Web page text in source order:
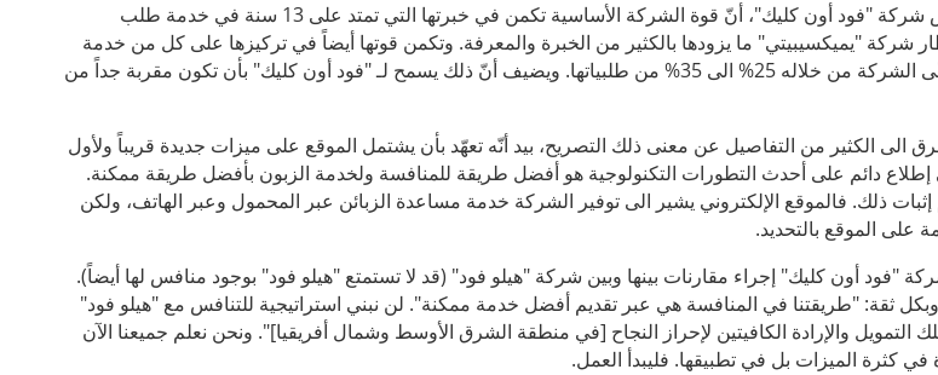
أخبرنا جوخان أكان، مؤسس شركة "فود أون كليك"، أنّ قوة الشركة الأساسية تكمن في خبرتها التي تمتد على 13 سنة في خدمة طلب
شركة "يميكسيبيتي" ما يزودها بالكثير من الخبرة والمعرفة. وتكمن قوتها أيضاً في تركيزها على كل من خدمة
الزبائن والمحمول الذي تتلقّى الشركة من خلاله 25% الى 35% من طلبياتها. ويضيف أنّ ذلك يسمح لـ "فود أون كليك" بأن تكون مقربة جداً من
الكثير من التفاصيل عن معنى ذلك التصريح، بيد أنّه تعهّد بأن يشتمل الموقع على ميزات جديدة قريباً ولأول
دائم على أحدث التطورات التكنولوجية هو أفضل طريقة للمنافسة ولخدمة الزبون بأفضل طريقة ممكنة.
ذلك. فالموقع الإلكتروني يشير الى توفير الشركة خدمة مساعدة الزبائن عبر المحمول وعبر الهاتف، ولكن
على الموقع بالتحديد.
"فود أون كليك" إجراء مقارنات بينها وبين شركة "هيلو فود" (قد لا تستمتع "هيلو فود" بوجود منافس لها أيضاً).
وبكل ثقة: "طريقتنا في المنافسة هي عبر تقديم أفضل خدمة ممكنة". لن نبني استراتيجية للتنافس مع "هيلو فود"
والإرادة الكافيتين لإحراز النجاح [في منطقة الشرق الأوسط وشمال أفريقيا]". ونحن نعلم جميعنا الآن
في كثرة الميزات بل في تطبيقها. فليبدأ العمل.